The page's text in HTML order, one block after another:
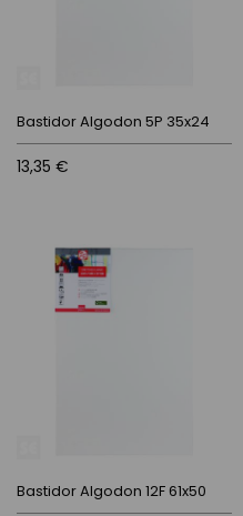
Bastidor Algodon 5P 35x24
13,35 €
Bastidor Algodon 12F 61x50